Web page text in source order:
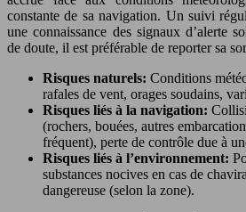
constante de sa navigation. Un suivi
une connaissance des signaux d’alerte
de doute, il est préférable de reporter sa
Risques naturels: Conditions
rafales de vent, orages soudains,
Risques liés à la navigation:
(rochers, bouées, autres
fréquent), perte de contrôle due à
Risques liés à l’environnement:
substances nocives en cas de
dangereuse (selon la zone).